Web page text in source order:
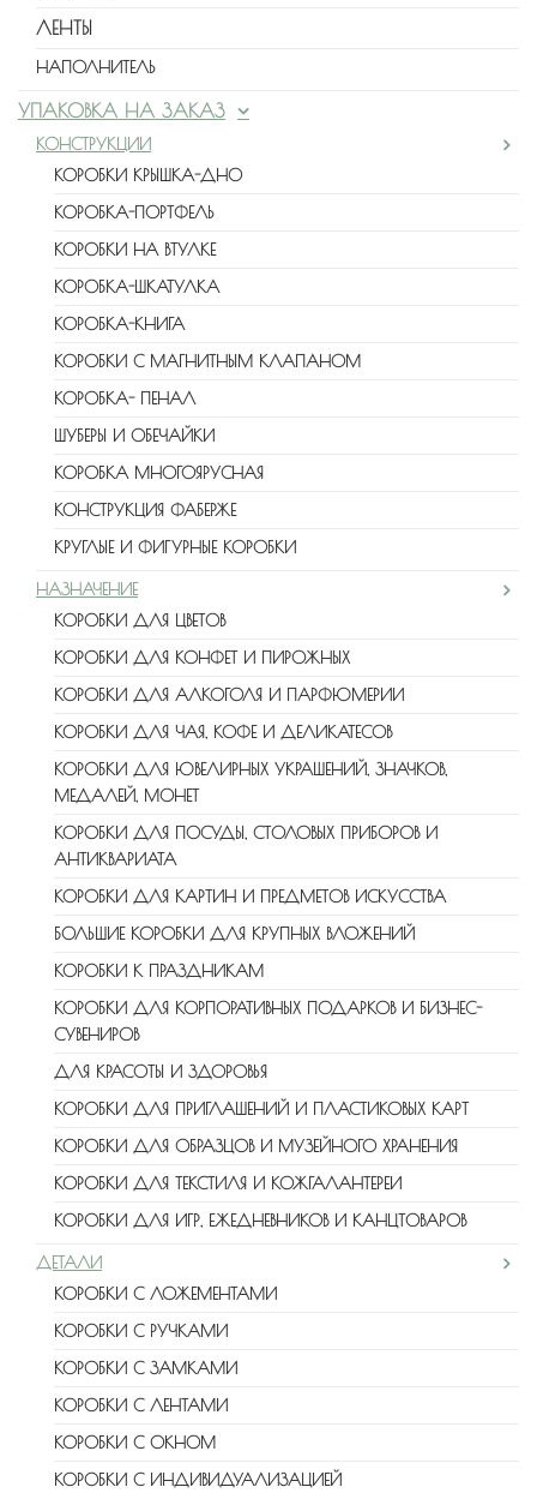
ЛЕНТЫ
НАПОЛНИТЕЛЬ
УПАКОВКА НА ЗАКАЗ
КОНСТРУКЦИИ
КОРОБКИ КРЫШКА-ДНО
КОРОБКА-ПОРТФЕЛЬ
КОРОБКИ НА ВТУЛКЕ
КОРОБКА-ШКАТУЛКА
КОРОБКА-КНИГА
КОРОБКИ С МАГНИТНЫМ КЛАПАНОМ
КОРОБКА- ПЕНАЛ
ШУБЕРЫ И ОБЕЧАЙКИ
КОРОБКА МНОГОЯРУСНАЯ
КОНСТРУКЦИЯ ФАБЕРЖЕ
КРУГЛЫЕ И ФИГУРНЫЕ КОРОБКИ
НАЗНАЧЕНИЕ
КОРОБКИ ДЛЯ ЦВЕТОВ
КОРОБКИ ДЛЯ КОНФЕТ И ПИРОЖНЫХ
КОРОБКИ ДЛЯ АЛКОГОЛЯ И ПАРФЮМЕРИИ
КОРОБКИ ДЛЯ ЧАЯ, КОФЕ И ДЕЛИКАТЕСОВ
КОРОБКИ ДЛЯ ЮВЕЛИРНЫХ УКРАШЕНИЙ, ЗНАЧКОВ,
МЕДАЛЕЙ, МОНЕТ
КОРОБКИ ДЛЯ ПОСУДЫ, СТОЛОВЫХ ПРИБОРОВ И
АНТИКВАРИАТА
КОРОБКИ ДЛЯ КАРТИН И ПРЕДМЕТОВ ИСКУССТВА
БОЛЬШИЕ КОРОБКИ ДЛЯ КРУПНЫХ ВЛОЖЕНИЙ
КОРОБКИ К ПРАЗДНИКАМ
КОРОБКИ ДЛЯ КОРПОРАТИВНЫХ ПОДАРКОВ И БИЗНЕС-
СУВЕНИРОВ
ДЛЯ КРАСОТЫ И ЗДОРОВЬЯ
КОРОБКИ ДЛЯ ПРИГЛАШЕНИЙ И ПЛАСТИКОВЫХ КАРТ
КОРОБКИ ДЛЯ ОБРАЗЦОВ И МУЗЕЙНОГО ХРАНЕНИЯ
КОРОБКИ ДЛЯ ТЕКСТИЛЯ И КОЖГАЛАНТЕРЕИ
КОРОБКИ ДЛЯ ИГР, ЕЖЕДНЕВНИКОВ И КАНЦТОВАРОВ
ДЕТАЛИ
КОРОБКИ С ЛОЖЕМЕНТАМИ
КОРОБКИ С РУЧКАМИ
КОРОБКИ С ЗАМКАМИ
КОРОБКИ С ЛЕНТАМИ
КОРОБКИ С ОКНОМ
КОРОБКИ С ИНДИВИДУАЛИЗАЦИЕЙ